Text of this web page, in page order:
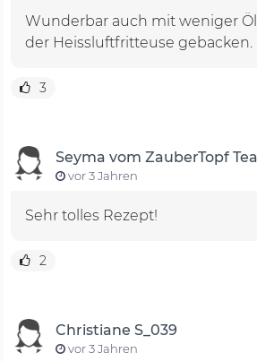
Wunderbar auch mit weniger
der Heissluftfritteuse gebacken.
3
Seyma vom ZauberTopf
vor 3 Jahren
Sehr tolles Rezept!
2
Christiane S_039
vor 3 Jahren